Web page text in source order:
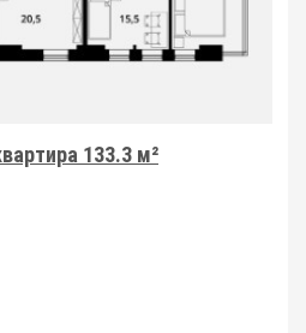
133.3 м²